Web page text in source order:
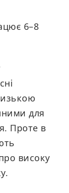
6–8
для
Проте в
високу